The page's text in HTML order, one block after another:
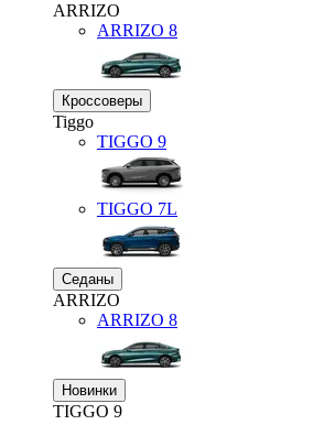
ARRIZO
ARRIZO 8
Кроссоверы
Tiggo
TIGGO 9
TIGGO 7L
Седаны
ARRIZO
ARRIZO 8
Новинки
TIGGO 9